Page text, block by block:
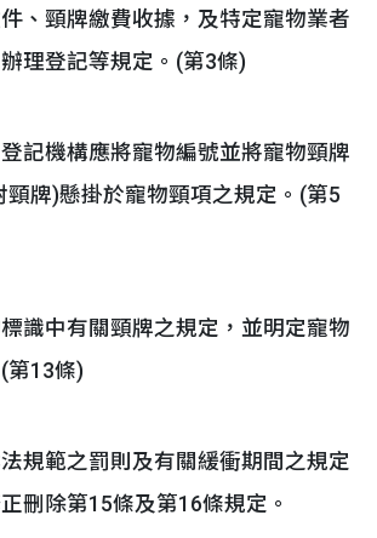
、頸牌繳費收據，及特定寵物業者
理登記等規定。(第3條)
登記機構應將寵物編號並將寵物頸牌
頸牌)懸掛於寵物頸項之規定。(第5
標識中有關頸牌之規定，並明定寵物
第13條)
法規範之罰則及有關緩衝期間之規定
刪除第15條及第16條規定。